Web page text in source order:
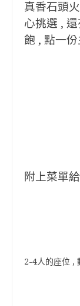
真香石頭
心挑選 , 還
飽 , 點一
附上菜單
2-4人的座位 ,